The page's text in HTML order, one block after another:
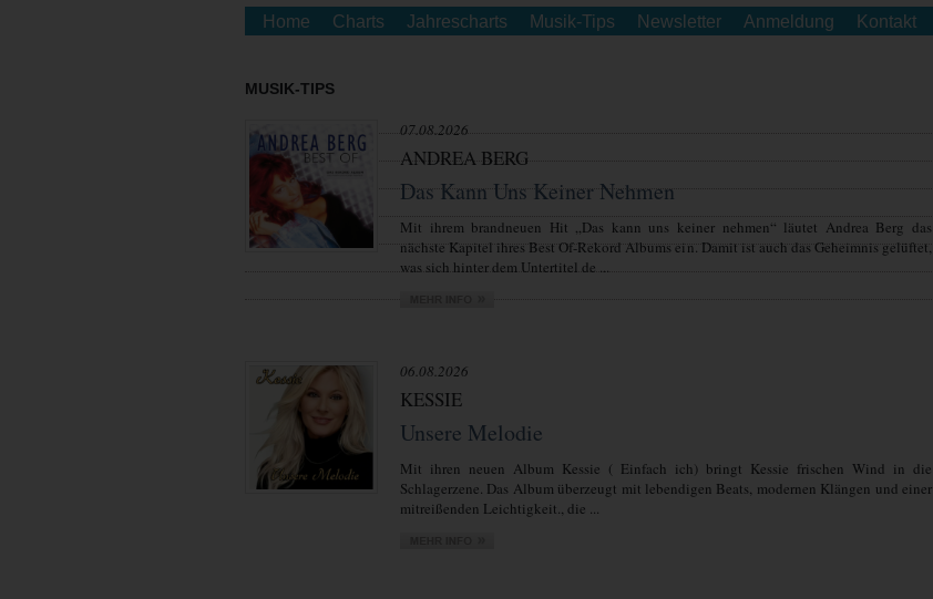
Home Charts Jahrescharts Musik-Tips Newsletter Anmeldung Kontakt
MUSIK-TIPS
07.08.2026
ANDREA BERG
Das Kann Uns Keiner Nehmen
Mit ihrem brandneuen Hit „Das kann uns keiner nehmen“ läutet Andrea Berg das
nächste Kapitel ihres Best Of-Rekord Albums ein. Damit ist auch das Geheimnis gelüftet,
was sich hinter dem Untertitel de ...
06.08.2026
KESSIE
Unsere Melodie
Mit ihren neuen Album Kessie ( Einfach ich) bringt Kessie frischen Wind in die
Schlagerzene. Das Album überzeugt mit lebendigen Beats, modernen Klängen und einer
mitreißenden Leichtigkeit., die ...